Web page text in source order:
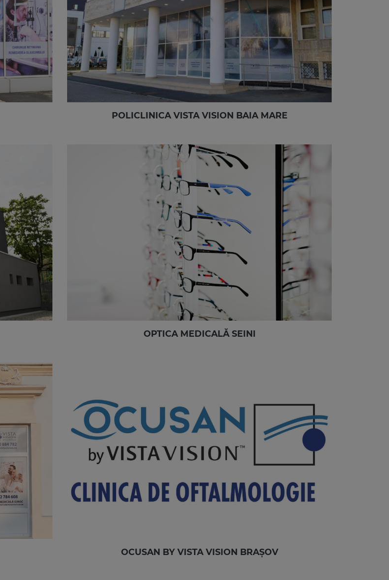
POLICLINICA VISTA VISION BAIA MARE
OPTICA MEDICALĂ SEINI
OCUSAN BY VISTA VISION BRAȘOV